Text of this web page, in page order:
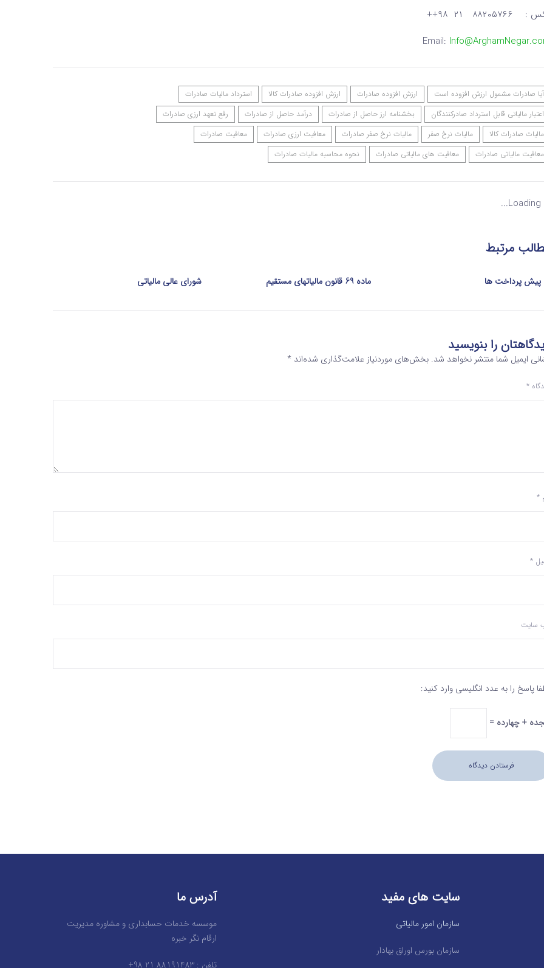
۲۱ ۹۸++
Email:
آیا صادرات مشمول ارزش افزوده است ارزش افزوده صادرات ارزش افزوده صادرات کالا
استرداد مالیات صادرات
اعتبار مالیاتی قابل استرداد صادرکنندگان
بخشنامه ارز حاصل از صادرات درآمد حاصل از صادرات
رفع تعهد ارزی صادرات
مالیات صادرات کالا
مالیات نرخ صفر مالیات نرخ صفر صادرات معافیت ارزی صادرات
معافیت صادرات
معافیت مالیاتی صادرات
معافیت های مالیاتی صادرات نحوه محاسبه مالیات صادرات
Loading...
مرتبط
شورای عالی مالیاتی ماده 69 قانون مالیاتهای مستقیم پیش پرداخت ها
را بنویسید
ایمیل شما منتشر نخواهد شد. بخش‌های موردنیاز علامت‌گذاری شده‌اند *
*
*
*
سایت
پاسخ را به عدد انگلیسی وارد کنید:
+ چهارده =
آدرس ما
موسسه خدمات حسابداری و مشاوره مدیریت
ارقام نگر خبره
تلفن : 88191483 21 98+
سایت های مفید
سازمان امور مالیاتی
سازمان بورس اوراق بهادار